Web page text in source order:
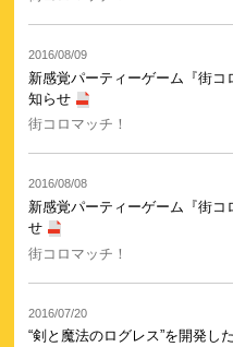
2016/08/09
新感覚パーティーゲーム『街
知らせ
街コロマッチ！
2016/08/08
新感覚パーティーゲーム『街
せ
街コロマッチ！
2016/07/20
“剣と魔法のログレス”を開発し